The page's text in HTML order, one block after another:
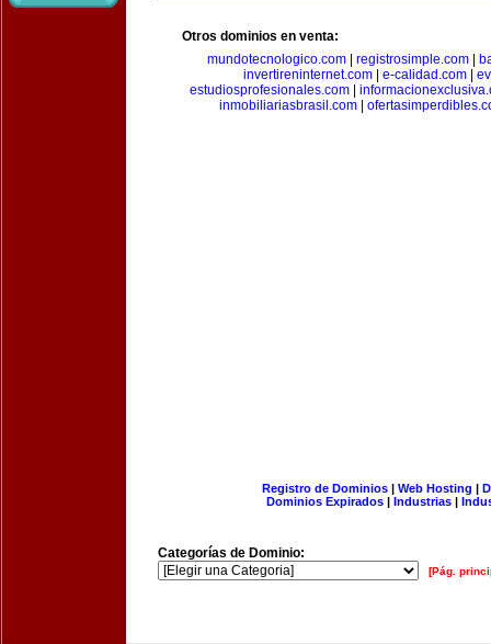
Otros dominios en venta:
mundotecnologico.com| registrosimple.com|
invertireninternet.com| e-calidad.com|
estudiosprofesionales.com|
inmobiliariasbrasil.com
Registro de Dominios| Web Hosting |
Dominios Expirados | Industrias |
Categorías de Dominio:
[Pág.